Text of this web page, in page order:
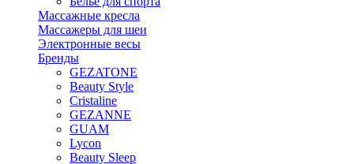
Массажные кресла
Массажеры для шеи
Электронные весы
Бренды
GEZATONE
Beauty Style
Cristaline
GEZANNE
GUAM
Lycon
Beauty Sleep